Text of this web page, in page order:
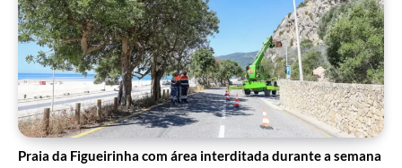
Praia da Figueirinha com área interditada durante a semana